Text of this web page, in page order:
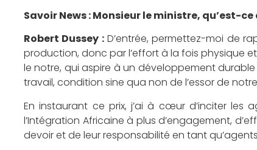
Savoir News : Monsieur le ministre, qu’est-
Robert Dussey : D’entrée, permettez-moi de
production, donc par l’effort à la fois physique
le notre, qui aspire à un développement
travail, condition sine qua non de l’essor de
En instaurant ce prix, j’ai à cœur d’inciter les
l’Intégration Africaine à plus d’engagement,
devoir et de leur responsabilité en tant